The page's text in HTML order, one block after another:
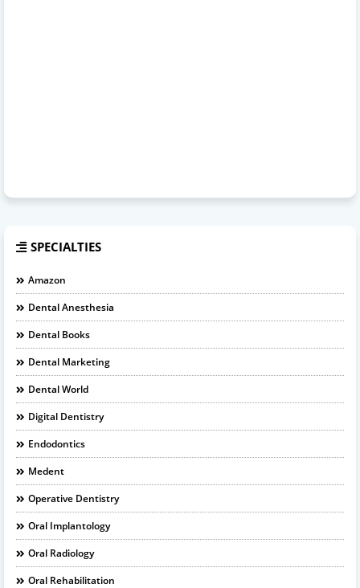
SPECIALTIES
Amazon
Dental Anesthesia
Dental Books
Dental Marketing
Dental World
Digital Dentistry
Endodontics
Medent
Operative Dentistry
Oral Implantology
Oral Radiology
Oral Rehabilitation